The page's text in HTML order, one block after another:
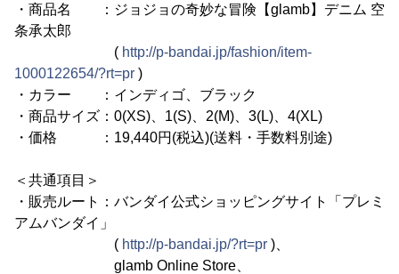
・商品名 ：ジョジョの奇妙な冒険【glamb】デニム 空
条承太郎
( http://p-bandai.jp/fashion/item-
1000122654/?rt=pr )
・カラー ：インディゴ、ブラック
・商品サイズ：0(XS)、1(S)、2(M)、3(L)、4(XL)
・価格 ：19,440円(税込)(送料・手数料別途)
＜共通項目＞
・販売ルート：バンダイ公式ショッピングサイト「プレミ
アムバンダイ」
( http://p-bandai.jp/?rt=pr )、
glamb Online Store、